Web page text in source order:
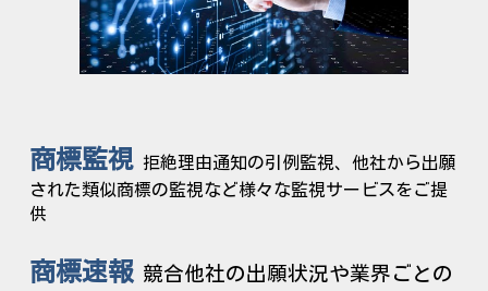
商標監視 拒絶理由通知の引例監視、他社から出願
された類似商標の監視など様々な監視サービスをご提
供
商標速報 競合他社の出願状況や業界ごとの